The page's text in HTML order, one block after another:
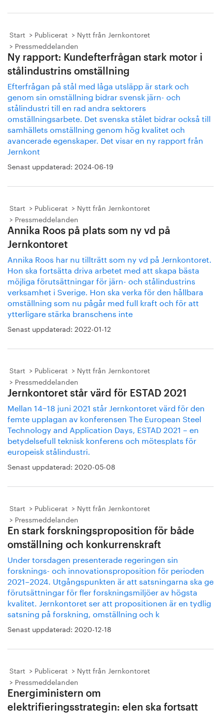
Start Publicerat
Nytt från Jernkontoret
Pressmeddelanden
Ny rapport: Kundefterfrågan stark motor i
stålindustrins omställning
Efterfrågan på stål med låga utsläpp är stark och
genom sin omställning bidrar svensk järn- och
stålindustri till en rad andra sektorers
omställningsarbete. Det svenska stålet bidrar också till
samhällets omställning genom hög kvalitet och
avancerade egenskaper. Det visar en ny rapport från
Jernkont
Senast uppdaterad: 2024-06-19
Start Publicerat
Nytt från Jernkontoret
Pressmeddelanden
Annika Roos på plats som ny vd på
Jernkontoret
Annika Roos har nu tillträtt som ny vd på Jernkontoret.
Hon ska fortsätta driva arbetet med att skapa bästa
möjliga förutsättningar för järn- och stålindustrins
verksamhet i Sverige. Hon ska verka för den hållbara
omställning som nu pågår med full kraft och för att
ytterligare stärka branschens inte
Senast uppdaterad: 2022-01-12
Start Publicerat
Nytt från Jernkontoret
Pressmeddelanden
Jernkontoret står värd för ESTAD 2021
Mellan 14−18 juni 2021 står Jernkontoret värd för den
femte upplagan av konferensen The European Steel
Technology and Application Days, ESTAD 2021 – en
betydelsefull teknisk konferens och mötesplats för
europeisk stålindustri.
Senast uppdaterad: 2020-05-08
Start Publicerat
Nytt från Jernkontoret
Pressmeddelanden
En stark forskningsproposition för både
omställning och konkurrenskraft
Under torsdagen presenterade regeringen sin
forsknings- och innovationsproposition för perioden
2021–2024. Utgångspunkten är att satsningarna ska ge
förutsättningar för fler forskningsmiljöer av högsta
kvalitet. Jernkontoret ser att propositionen är en tydlig
satsning på forskning, omställning och k
Senast uppdaterad: 2020-12-18
Start Publicerat
Nytt från Jernkontoret
Pressmeddelanden
Energiministern om
elektrifieringsstrategin: elen ska fortsatt